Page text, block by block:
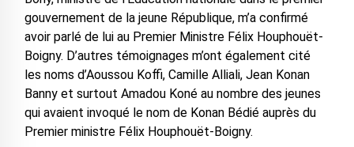
gouvernement de la jeune République, m’a confirmé
avoir parlé de lui au Premier Ministre Félix Houphouët-
Boigny. D’autres témoignages m’ont également cité
les noms d’Aoussou Koffi, Camille Alliali, Jean Konan
Banny et surtout Amadou Koné au nombre des jeunes
qui avaient invoqué le nom de Konan Bédié auprès du
Premier ministre Félix Houphouët-Boigny.